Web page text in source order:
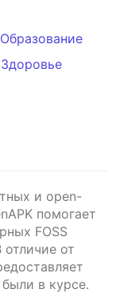
и open-
помогает
FOSS
от
в курсе.